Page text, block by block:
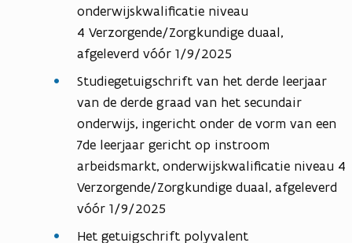
onderwijskwalificatie niveau
4 Verzorgende/Zorgkundige duaal,
afgeleverd vóór 1/9/2025
Studiegetuigschrift van het derde leerjaar
van de derde graad van het secundair
onderwijs, ingericht onder de vorm van een
7de leerjaar gericht op instroom
arbeidsmarkt, onderwijskwalificatie niveau 4
Verzorgende/Zorgkundige duaal, afgeleverd
vóór 1/9/2025
Het getuigschrift polyvalent